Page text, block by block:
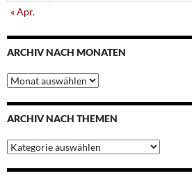
« Apr.
ARCHIV NACH MONATEN
Archiv
nach
Monaten
ARCHIV NACH THEMEN
Archiv
nach
Themen